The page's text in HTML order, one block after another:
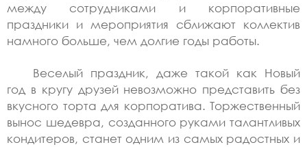
между сотрудниками и корпоративные
праздники и мероприятия сближают коллектив
намного больше, чем долгие годы работы.
Веселый праздник, даже такой как Новый
год в кругу друзей невозможно представить без
вкусного торта для корпоратива. Торжественный
вынос шедевра, созданного руками талантливых
кондитеров, станет одним из самых радостных и